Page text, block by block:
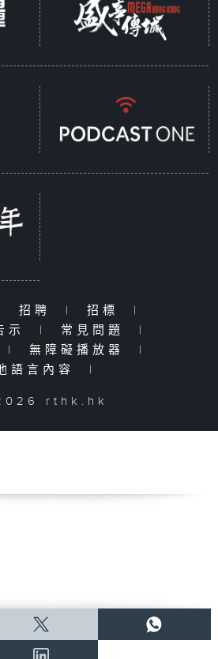
招聘 | 招標
|
示
| 常見問題
|
| 無障礙播放器
|
語言內容
|
rthk.hk